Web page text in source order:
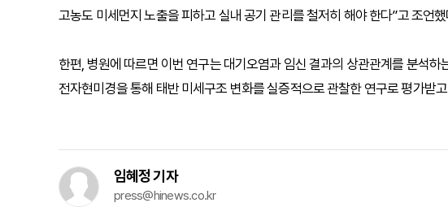
고농도 미세먼지 노출을 피하고 실내 공기 관리를 철저히 해야 한다”고 조언했
한편, 병원에 따르면 이번 연구는 대기오염과 임신 결과의 상관관계를 분석하
전자현미경을 통해 태반 미세구조 변화를 실증적으로 관찰한 연구로 평가받
임혜정 기자
press@hinews.co.kr